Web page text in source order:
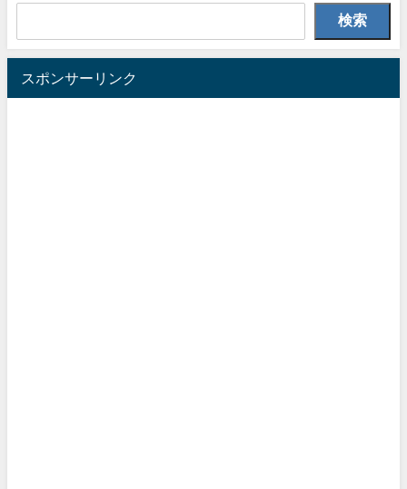
検索
スポンサーリンク